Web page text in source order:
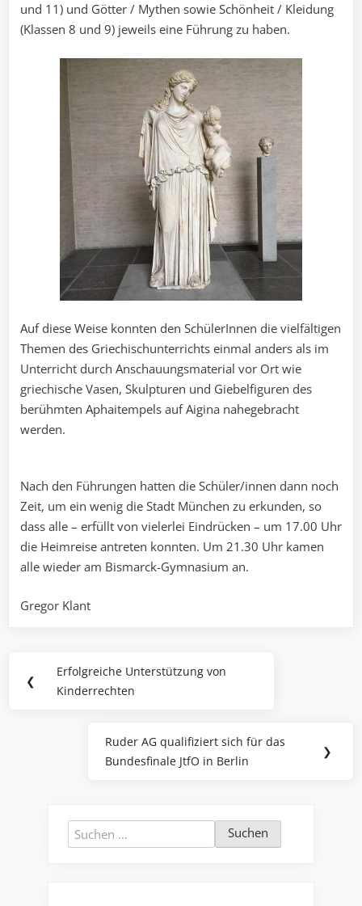
und 11) und Götter / Mythen sowie Schönheit / Kleidung
(Klassen 8 und 9) jeweils eine Führung zu haben.
Auf diese Weise konnten den SchülerInnen die vielfältigen
Themen des Griechischunterrichts einmal anders als im
Unterricht durch Anschauungsmaterial vor Ort wie
griechische Vasen, Skulpturen und Giebelfiguren des
berühmten Aphaitempels auf Aigina nahegebracht
werden.
Nach den Führungen hatten die Schüler/innen dann noch
Zeit, um ein wenig die Stadt München zu erkunden, so
dass alle – erfüllt von vielerlei Eindrücken – um 17.00 Uhr
die Heimreise antreten konnten. Um 21.30 Uhr kamen
alle wieder am Bismarck-Gymnasium an.
Gregor Klant
Beitragsnavigation
❮
Previous
Post:
Erfolgreiche Unterstützung von
Kinderrechten
Next
Post:
Ruder AG qualifiziert sich für das
Bundesfinale JtfO in Berlin
❯
Suchen
nach: